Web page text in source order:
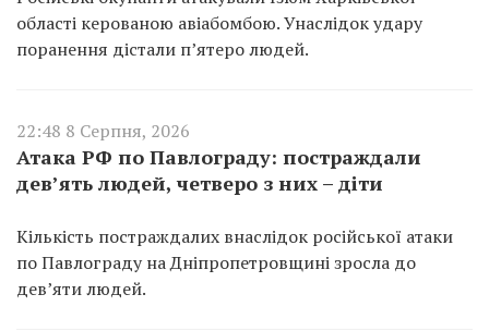
області керованою авіабомбою. Унаслідок удару
поранення дістали п’ятеро людей.
22:48 8 Серпня, 2026
Атака РФ по Павлограду: постраждали
дев’ять людей, четверо з них – діти
Кількість постраждалих внаслідок російської атаки
по Павлограду на Дніпропетровщині зросла до
дев’яти людей.